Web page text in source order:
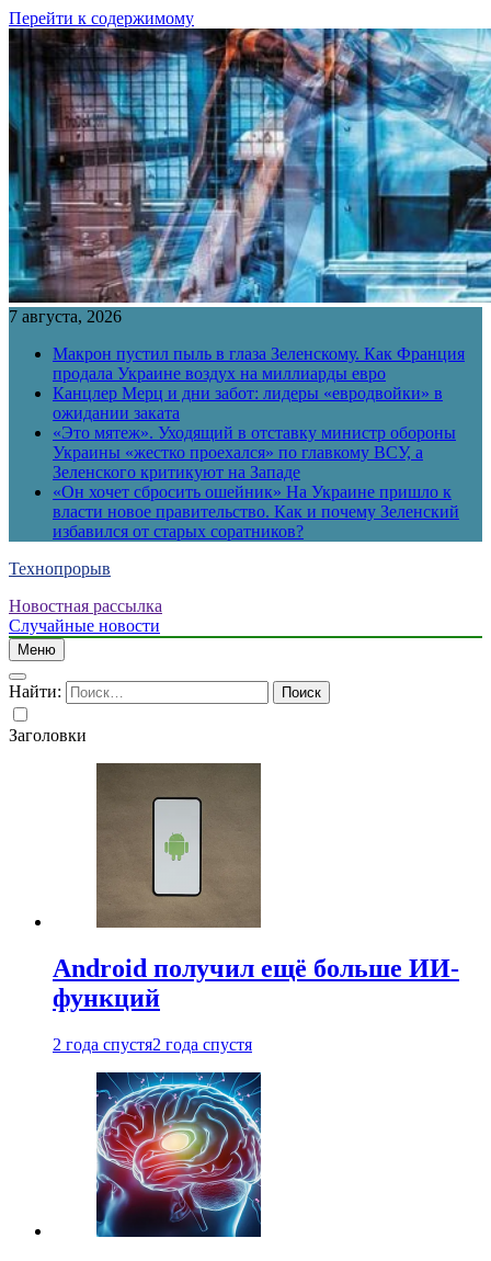
Перейти к содержимому
7 августа, 2026
Макрон пустил пыль в глаза Зеленскому. Как Франция
продала Украине воздух на миллиарды евро
Канцлер Мерц и дни забот: лидеры «евродвойки» в
ожидании заката
«Это мятеж». Уходящий в отставку министр обороны
Украины «жестко проехался» по главкому ВСУ, а
Зеленского критикуют на Западе
«Он хочет сбросить ошейник» На Украине пришло к
власти новое правительство. Как и почему Зеленский
избавился от старых соратников?
Технопрорыв
Новостная рассылка
Случайные новости
Меню
Найти:
Заголовки
Android получил ещё больше ИИ-
функций
2 года спустя2 года спустя